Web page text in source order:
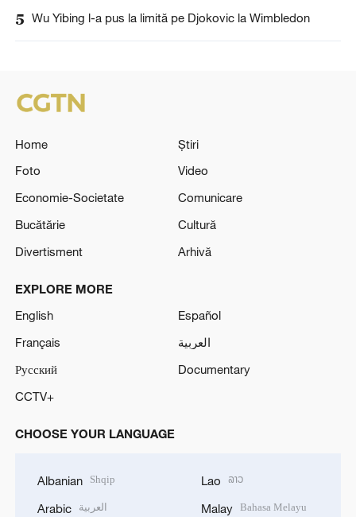
5 Wu Yibing l-a pus la limită pe Djokovic la Wimbledon
Home
Știri
Foto
Video
Economie-Societate
Comunicare
Bucătărie
Cultură
Divertisment
Arhivă
EXPLORE MORE
English
Español
Français
العربية
Русский
Documentary
CCTV+
CHOOSE YOUR LANGUAGE
Albanian Shqip
Arabic العربية
Lao ລາວ
Malay Bahasa Melayu